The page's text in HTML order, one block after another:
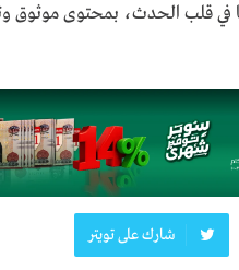
في قلب الحدث، بمحتوى موثوق
شارك على تويتر